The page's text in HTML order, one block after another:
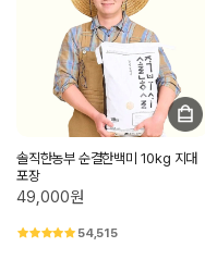
솔직한농부 순결한백미 10kg 지대
포장
49,000원
54,515